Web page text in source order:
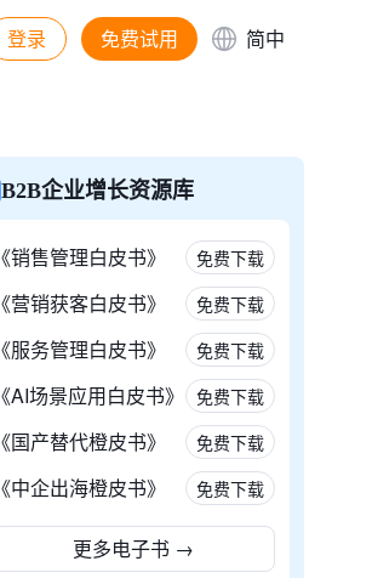
登录 免费试用 简中
B2B企业增长资源库
《销售管理白皮书》 免费下载
《营销获客白皮书》 免费下载
《服务管理白皮书》 免费下载
《AI场景应用白皮书》 免费下载
《国产替代橙皮书》 免费下载
《中企出海橙皮书》 免费下载
更多电子书 →